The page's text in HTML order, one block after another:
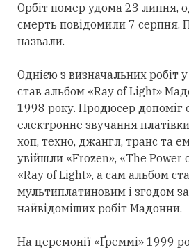
Орбіт помер удома 23 липня,
смерть повідомили 7 серпня.
назвали.
Однією з визначальних робіт у
став альбом «Ray of Light»
1998 року. Продюсер допоміг
електронне звучання
хоп, техно, джангл, транс та
увійшли «Frozen», «The Power
«Ray of Light», а сам альбом
мультиплатиновим і згодом
найвідоміших робіт Мадонни.
На церемонії «Ґреммі» 1999